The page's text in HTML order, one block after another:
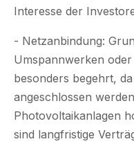
Interesse der
- Netzanbindung:
Umspannwerken
besonders begehrt,
angeschlossen
Photovoltaikanlagen
sind langfristige